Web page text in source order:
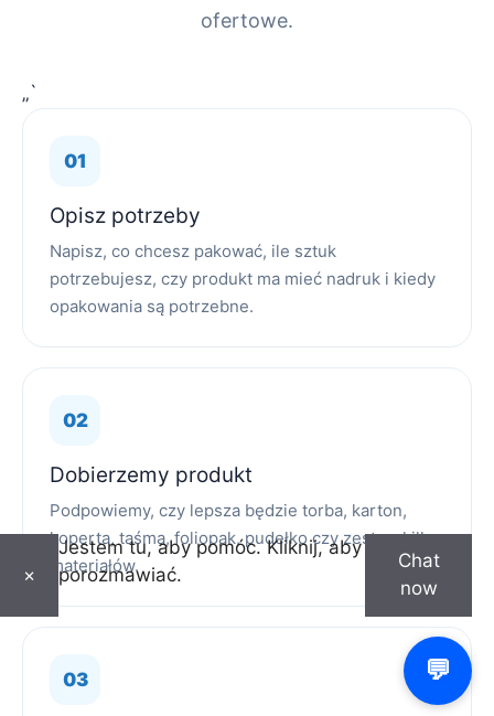
ofertowe.
„`
Opisz potrzeby
Napisz, co chcesz pakować, ile sztuk
potrzebujesz, czy produkt ma mieć nadruk i kiedy
opakowania są potrzebne.
Dobierzemy produkt
Podpowiemy, czy lepsza będzie torba, karton,
koperta, taśma, foliopak, pudełko czy zestaw kilku
materiałów.
×
Jestem tu, aby pomóc. Kliknij, aby
porozmawiać.
Chat
now